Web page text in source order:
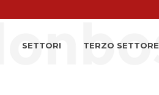
SETTORI TERZO SETTORE